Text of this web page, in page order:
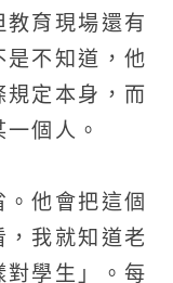
教育現場還有
是不知道，他
規定本身，而
個人。
他會把這個
我就知道老
對學生」。每